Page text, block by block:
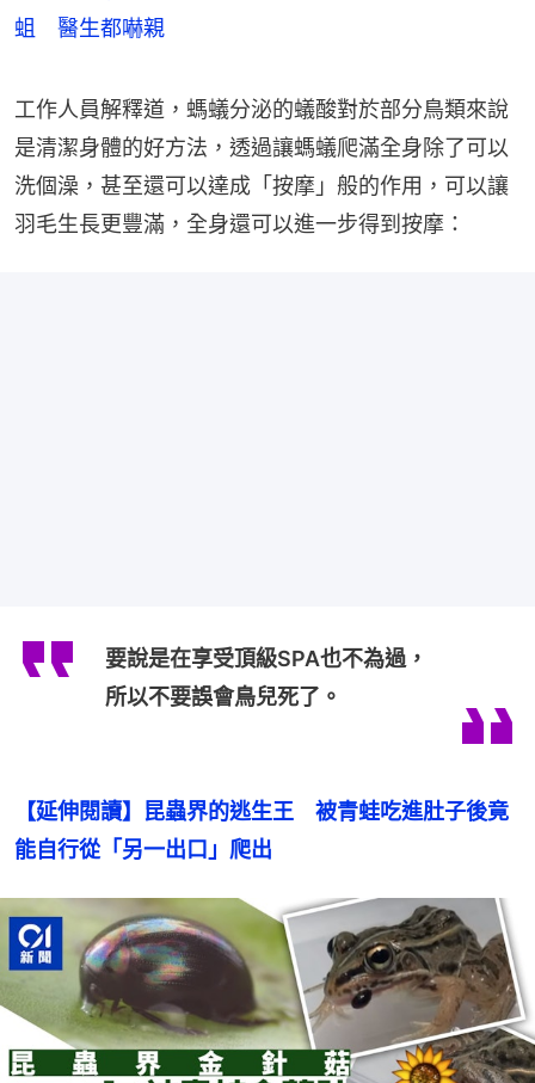
蛆 醫生都嚇親
工作人員解釋道，螞蟻分泌的蟻酸對於部分鳥類來說
是清潔身體的好方法，透過讓螞蟻爬滿全身除了可以
洗個澡，甚至還可以達成「按摩」般的作用，可以讓
羽毛生長更豐滿，全身還可以進一步得到按摩：
要說是在享受頂級SPA也不為過，
所以不要誤會鳥兒死了。
【延伸閱讀】昆蟲界的逃生王　被青蛙吃進肚子後竟
能自行從「另一出口」爬出